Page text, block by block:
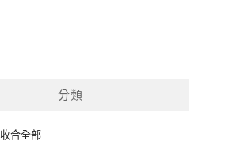
分類
收合全部